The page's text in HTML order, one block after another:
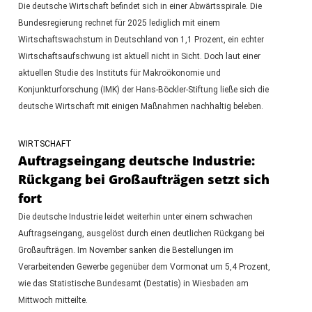
Die deutsche Wirtschaft befindet sich in einer Abwärtsspirale. Die
Bundesregierung rechnet für 2025 lediglich mit einem
Wirtschaftswachstum in Deutschland von 1,1 Prozent, ein echter
Wirtschaftsaufschwung ist aktuell nicht in Sicht. Doch laut einer
aktuellen Studie des Instituts für Makroökonomie und
Konjunkturforschung (IMK) der Hans-Böckler-Stiftung ließe sich die
deutsche Wirtschaft mit einigen Maßnahmen nachhaltig beleben.
WIRTSCHAFT
Auftragseingang deutsche Industrie:
Rückgang bei Großaufträgen setzt sich
fort
Die deutsche Industrie leidet weiterhin unter einem schwachen
Auftragseingang, ausgelöst durch einen deutlichen Rückgang bei
Großaufträgen. Im November sanken die Bestellungen im
Verarbeitenden Gewerbe gegenüber dem Vormonat um 5,4 Prozent,
wie das Statistische Bundesamt (Destatis) in Wiesbaden am
Mittwoch mitteilte.